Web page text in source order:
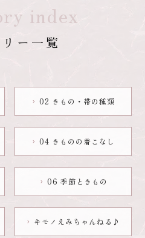
index
ー一覧
chevron_right 02 きもの・帯の種類
chevron_right 04 きものの着こなし
chevron_right 06 季節ときもの
chevron_right キモノえみちゃんねる♪